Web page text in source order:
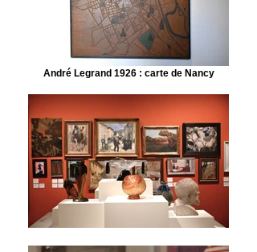
André Legrand 1926 : carte de Nancy